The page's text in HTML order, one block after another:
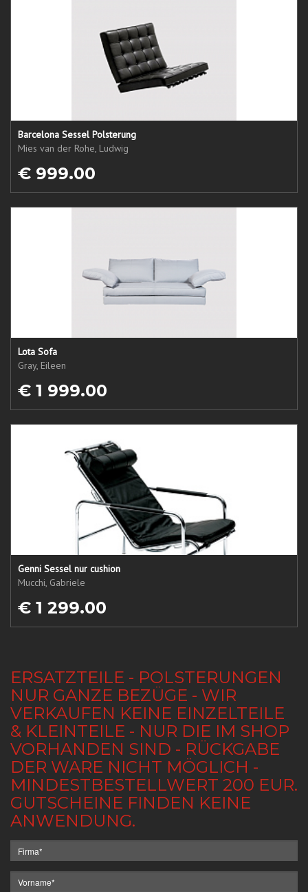
Barcelona Sessel Polsterung
Mies van der Rohe, Ludwig
€ 999.00
Lota Sofa
Gray, Eileen
€ 1 999.00
Genni Sessel nur cushion
Mucchi, Gabriele
€ 1 299.00
ERSATZTEILE - POLSTERUNGEN
NUR GANZE BEZÜGE - WIR
VERKAUFEN KEINE EINZELTEILE
& KLEINTEILE - NUR DIE IM SHOP
VORHANDEN SIND - RÜCKGABE
DER WARE NICHT MÖGLICH -
MINDESTBESTELLWERT 200 EUR.
GUTSCHEINE FINDEN KEINE
ANWENDUNG.